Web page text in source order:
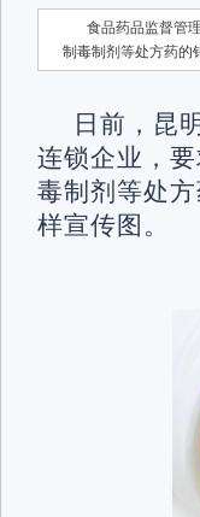
食品药品监督管
制毒制剂等处方药的
日前，昆
连锁企业，
毒制剂等处
样宣传图。